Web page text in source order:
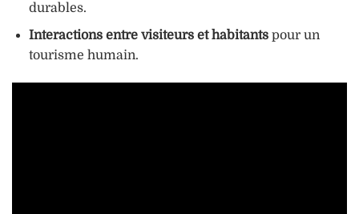
durables.
Interactions entre visiteurs et habitantspour un
tourisme humain.